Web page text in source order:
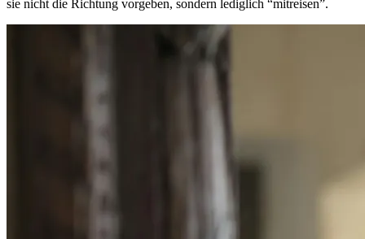
sie nicht die Richtung vorgeben, sondern lediglich “mitreisen”.